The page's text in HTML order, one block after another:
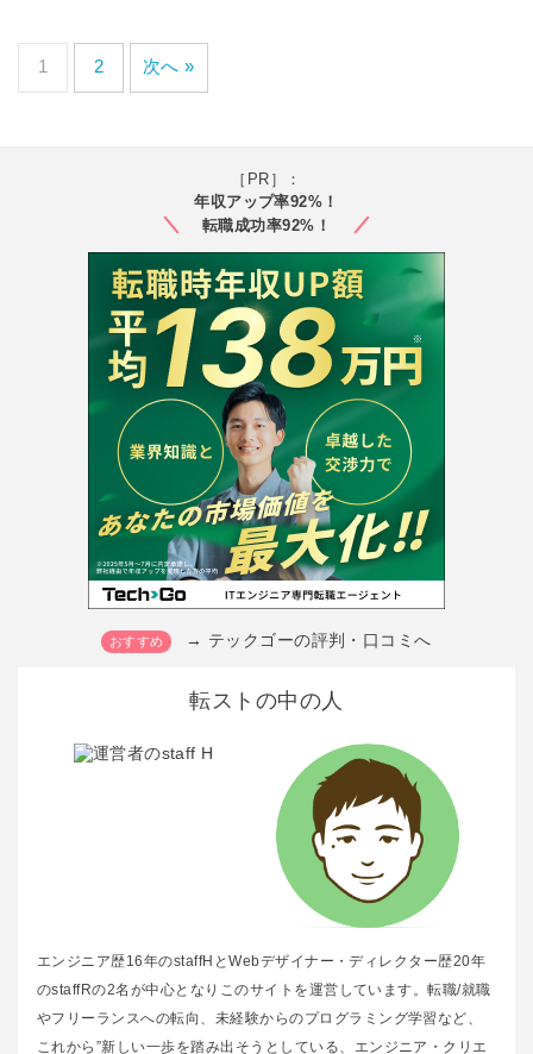
1 2 次へ »
［PR］：
年収アップ率92%！
転職成功率92%！
→ テックゴーの評判・口コミへ
転ストの中の人
エンジニア歴16年のstaffHとWebデザイナー・ディレクター歴20年
のstaffRの2名が中心となりこのサイトを運営しています。転職/就職
やフリーランスへの転向、未経験からのプログラミング学習など、
これから”新しい一歩を踏み出そうとしている、エンジニア・クリエ